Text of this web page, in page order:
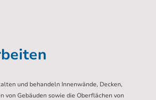
und behandeln Innenwände, Decken,
von Gebäuden sowie die Oberflächen von